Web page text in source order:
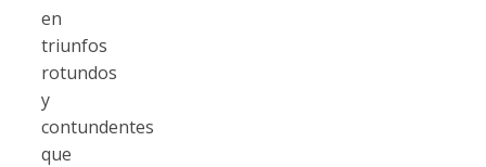
en
triunfos
rotundos
y
contundentes
que